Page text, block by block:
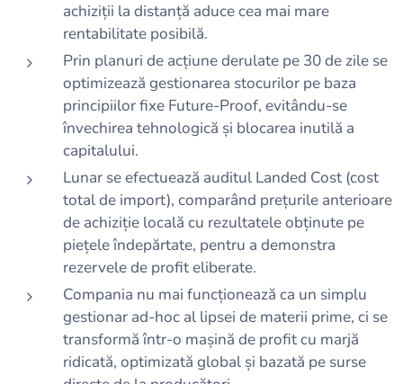
achiziții la distanță aduce cea mai mare
rentabilitate posibilă.
Prin planuri de acțiune derulate pe 30 de zile se
optimizează gestionarea stocurilor pe baza
principiilor fixe Future-Proof, evitându-se
învechirea tehnologică și blocarea inutilă a
capitalului.
Lunar se efectuează auditul Landed Cost (cost
total de import), comparând prețurile anterioare
de achiziție locală cu rezultatele obținute pe
piețele îndepărtate, pentru a demonstra
rezervele de profit eliberate.
Compania nu mai funcționează ca un simplu
gestionar ad-hoc al lipsei de materii prime, ci se
transformă într-o mașină de profit cu marjă
ridicată, optimizată global și bazată pe surse